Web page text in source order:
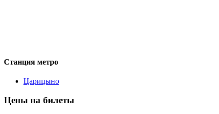
Станция метро
Царицыно
Цены на билеты